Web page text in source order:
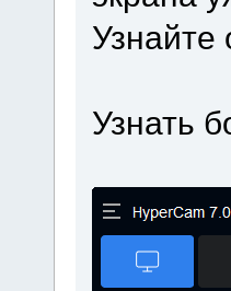
Узнайте
Узнать